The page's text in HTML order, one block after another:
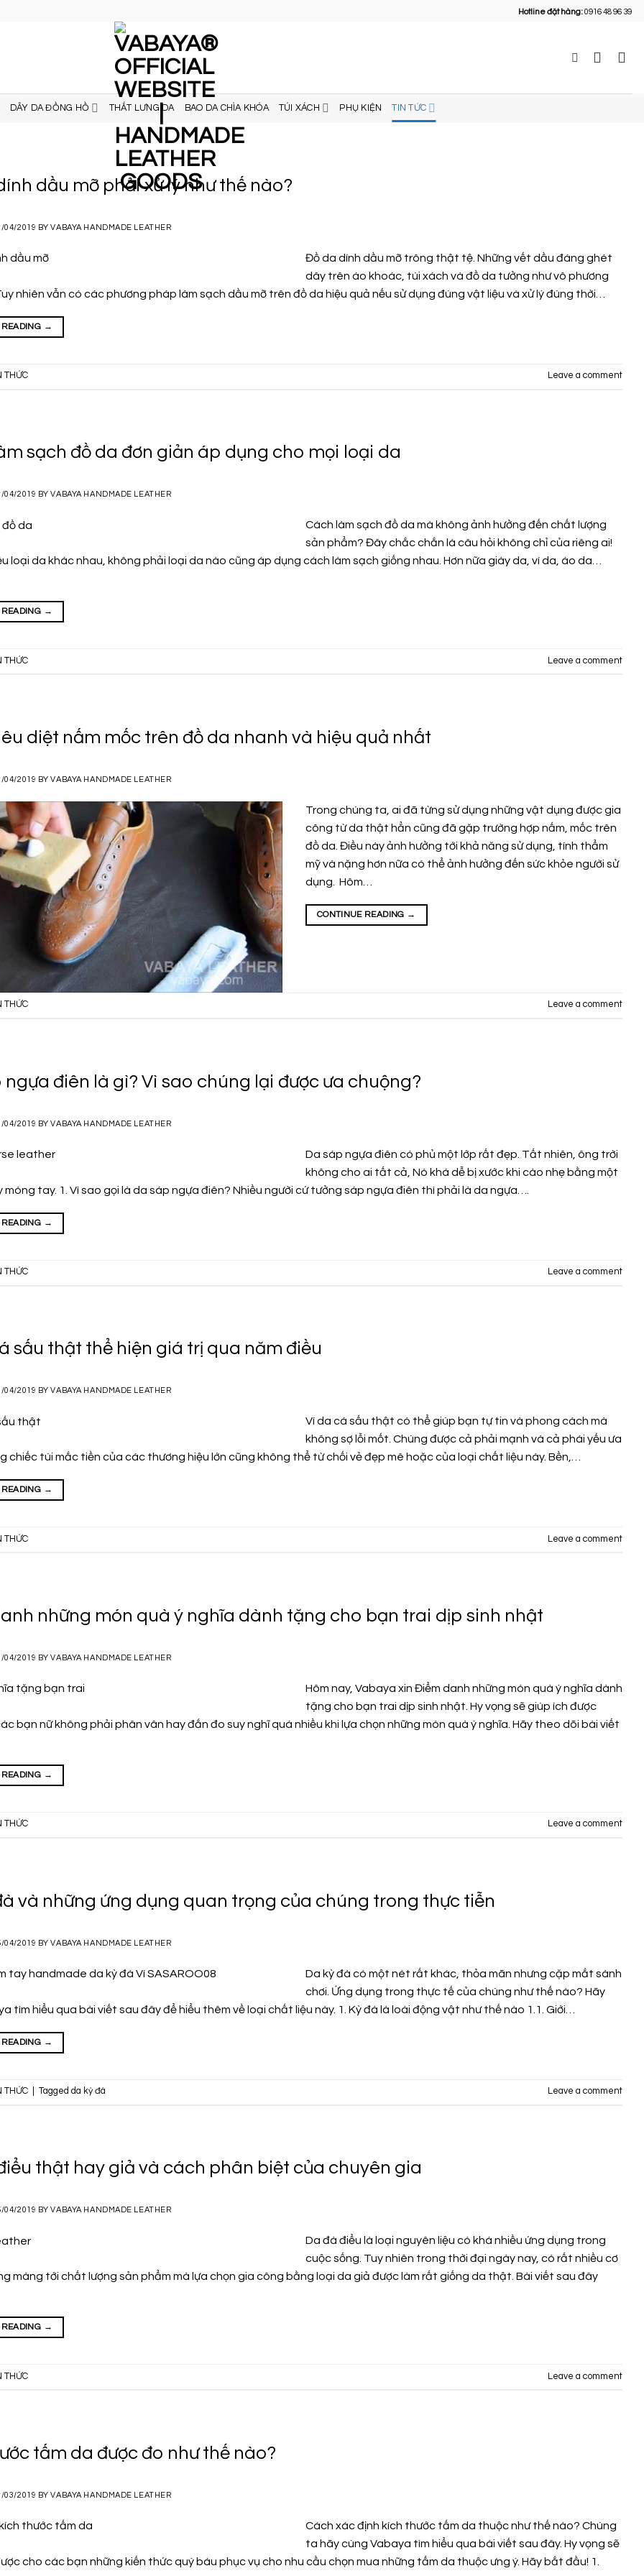
Hotline đặt hàng:0916 48 96 39
DÂY DA ĐỒNG HỒ THẮT LƯNG DA BAO DA CHÌA KHÓA TÚI XÁCH PHỤ KIỆN TIN TỨC
dầu mỡ phải xử lý như thế nào?
04/2019 BYVABAYA HANDMADE LEATHER
Đồ da dính dầu mỡ trông thật tệ. Những vết dầu đáng ghét
dây trên áo khoác, túi xách và đồ da tưởng như vô phương
nhiên vẫn có các phương pháp làm sạch dầu mỡ trên đồ da hiệu quả nếu sử dụng đúng vật liệu và xử lý đúng thời…
→
THỨC Leave a comment
sạch đồ da đơn giản áp dụng cho mọi loại da
04/2019 BYVABAYA HANDMADE LEATHER
Cách làm sạch đồ da mà không ảnh hưởng đến chất lượng
sản phẩm? Đây chắc chắn là câu hỏi không chỉ của riêng ai!
loại da khác nhau, không phải loại da nào cũng áp dụng cách làm sạch giống nhau. Hơn nữa giày da, ví da, áo da…
→
THỨC Leave a comment
diệt nấm mốc trên đồ da nhanh và hiệu quả nhất
04/2019 BYVABAYA HANDMADE LEATHER
Trong chúng ta, ai đã từng sử dụng những vật dụng được gia
công từ da thật hẳn cũng đã gặp trường hợp nấm, mốc trên
đồ da. Điều này ảnh hưởng tới khả năng sử dụng, tính thẩm
mỹ và nặng hơn nữa có thể ảnh hưởng đến sức khỏe người sử
dụng. Hôm…
CONTINUE READING →
THỨC Leave a comment
ngựa điên là gì? Vì sao chúng lại được ưa chuộng?
04/2019 BYVABAYA HANDMADE LEATHER
Da sáp ngựa điên có phủ một lớp rất đẹp. Tất nhiên, ông trời
không cho ai tất cả, Nó khá dễ bị xước khi cào nhẹ bằng một
tay. 1. Vì sao gọi là da sáp ngựa điên? Nhiều người cứ tưởng sáp ngựa điên thì phải là da ngựa….
→
THỨC Leave a comment
sấu thật thể hiện giá trị qua năm điều
04/2019 BYVABAYA HANDMADE LEATHER
Ví da cá sấu thật có thể giúp bạn tự tin và phong cách mà
không sợ lỗi mốt. Chúng được cả phải mạnh và cả phái yếu ưa
chiếc túi mắc tiền của các thương hiệu lớn cũng không thể từ chối vẻ đẹp mê hoặc của loại chất liệu này. Bền,…
→
THỨC Leave a comment
những món quà ý nghĩa dành tặng cho bạn trai dịp sinh nhật
04/2019 BYVABAYA HANDMADE LEATHER
Hôm nay, Vabaya xin Điểm danh những món quà ý nghĩa dành
tặng cho bạn trai dịp sinh nhật. Hy vọng sẽ giúp ích được
bạn nữ không phải phân vân hay đắn đo suy nghĩ quá nhiều khi lựa chọn những món quà ý nghĩa. Hãy theo dõi bài viết
→
THỨC Leave a comment
và những ứng dụng quan trọng của chúng trong thực tiễn
04/2019 BYVABAYA HANDMADE LEATHER
Da kỳ đà có một nét rất khác, thỏa mãn nhưng cặp mắt sành
chơi. Ứng dụng trong thực tế của chúng như thế nào? Hãy
tìm hiểu qua bài viết sau đây để hiểu thêm về loại chất liệu này. 1. Kỳ đà là loài động vật như thế nào 1.1. Giới…
→
THỨC Tagged da kỳ đà Leave a comment
thật hay giả và cách phân biệt của chuyên gia
04/2019 BYVABAYA HANDMADE LEATHER
Da đà điểu là loại nguyên liệu có khá nhiều ứng dụng trong
cuộc sống. Tuy nhiên trong thời đại ngày nay, có rất nhiều cơ
màng tới chất lượng sản phẩm mà lựa chọn gia công bằng loại da giả được làm rất giống da thật. Bài viết sau đây
→
THỨC Leave a comment
tấm da được đo như thế nào?
03/2019 BYVABAYA HANDMADE LEATHER
Cách xác định kích thước tấm da thuộc như thế nào? Chúng
ta hãy cùng Vabaya tìm hiểu qua bài viết sau đây. Hy vọng sẽ
cho các bạn những kiến thức quý báu phục vụ cho nhu cầu chọn mua những tấm da thuộc ưng ý. Hãy bắt đầu! 1.